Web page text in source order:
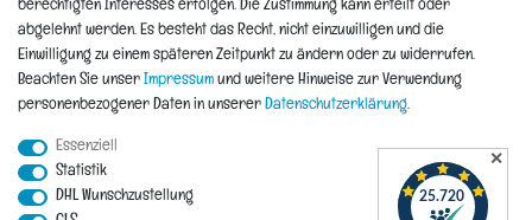
Hinweis zur Entsorgung von Altbaterien
*Teil-Widerruf
Impressum Daten­schutz­erklärung Widerrufs­recht
berechtigten Interesses erfolgen. Die Zustimmung kann erteilt oder
abgelehnt werden. Es besteht das Recht, nicht einzuwilligen und die
Einwilligung zu einem späteren Zeitpunkt zu ändern oder zu widerrufen.
Beachten Sie unser Impressum und weitere Hinweise zur Verwendung
personenbezogener Daten in unserer Daten­schutz­erklärung.
Essenziell
Statistik
DHL Wunschzustellung
✕